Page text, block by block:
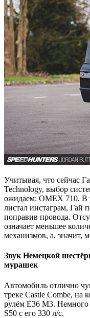
Учитывая, что сейчас
Technology, выбор
ожидаем: OMEX 710. В
листал инстаграм, Гай
поправив провода.
означает меньшее
механизмов, а, значит,
Звук Немецкой
мурашек
Автомобиль отлично
треке Castle Combe, на
рулём Е36 М3. Немного
S50 с его 330 л/с.